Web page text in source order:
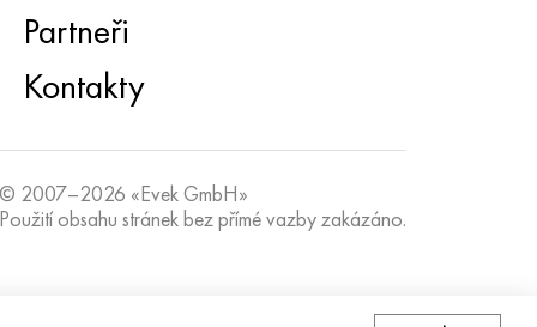
Partneři
Kontakty
© 2007–2026 «Evek GmbH»
Použití obsahu stránek bez přímé vazby zakázáno.